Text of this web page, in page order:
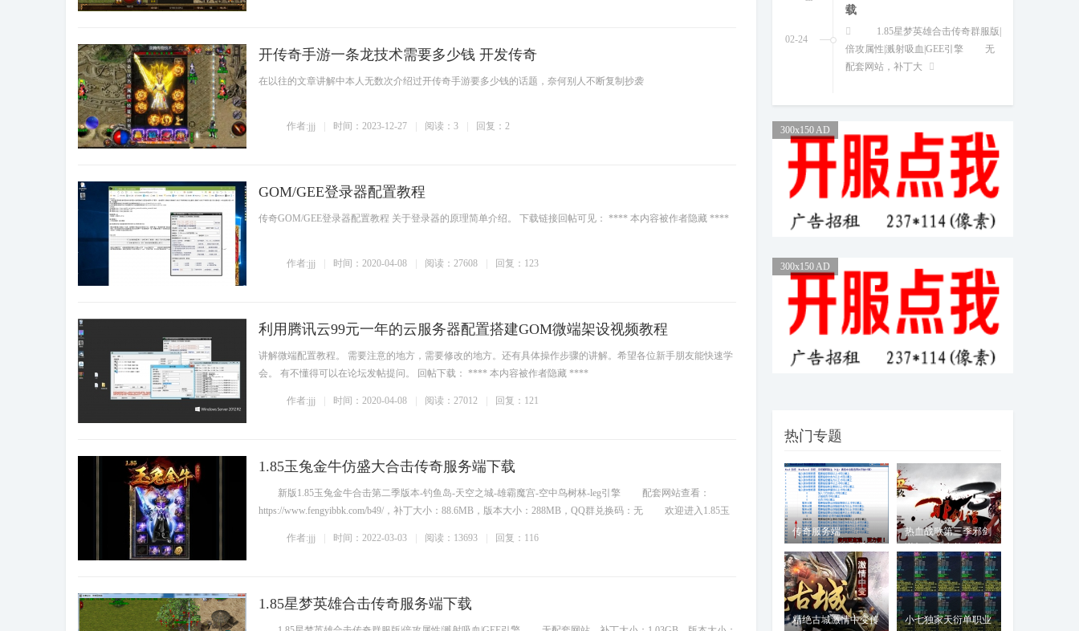
开传奇手游一条龙技术需要多少钱 开发传奇
在以往的文章讲解中本人无数次介绍过开传奇手游要多少钱的话题，奈何别人不断复制抄袭
作者:jjj 时间：2023-12-27 阅读：3 回复：2
GOM/GEE登录器配置教程
传奇GOM/GEE登录器配置教程 关于登录器的原理简单介绍。 下载链接回帖可见： **** 本内容被作者隐藏 ****
作者:jjj 时间：2020-04-08 阅读：27608 回复：123
利用腾讯云99元一年的云服务器配置搭建GOM微端架设视频教程
讲解微端配置教程。 需要注意的地方，需要修改的地方。还有具体操作步骤的讲解。希望各位新手朋友能快速学
会。 有不懂得可以在论坛发帖提问。 回帖下载： **** 本内容被作者隐藏 ****
作者:jjj 时间：2020-04-08 阅读：27012 回复：121
1.85玉兔金牛仿盛大合击传奇服务端下载
新版1.85玉兔金牛合击第二季版本-钓鱼岛-天空之城-雄霸魔宫-空中鸟树林-leg引擎 配套网站查看：
https://www.fengyibbk.com/b49/，补丁大小：88.6MB，版本大小：288MB，QQ群兑换码：无 欢迎进入1.85玉
作者:jjj 时间：2022-03-03 阅读：13693 回复：116
1.85星梦英雄合击传奇服务端下载
04-05
奇版本 服务端
威杰版本库独家评测：重燃玛法
热血——深度解析一款值得珍藏的经
典三职业传奇服务端
jjj
完整无错阿努比斯九种族合击
威杰单机研习室：逆向“阿努比
斯”暗黑随机化模型 在单机技术研习
领域，一个深度集成
06-14
jjj
新GOM引擎天启记专属神器传
记专属神器单职业版——散人好混，
一件装备即起飞，BOSS
恶魔之拥三职业传奇服务端下
载暗黑复古翎风
威杰版本库（芝麻论坛）：全网
06-05
jjj
威杰版本库（芝麻论坛）：1.80江
北战神复古三职业版——经典重现，
散人与老板共筑激情
300x150 AD
300x150 AD
热门专题
传奇服务端
传奇字段计算
热血战歌第三季邪剑
【ge
精绝古城激情中变传
小七独家天衍单职业